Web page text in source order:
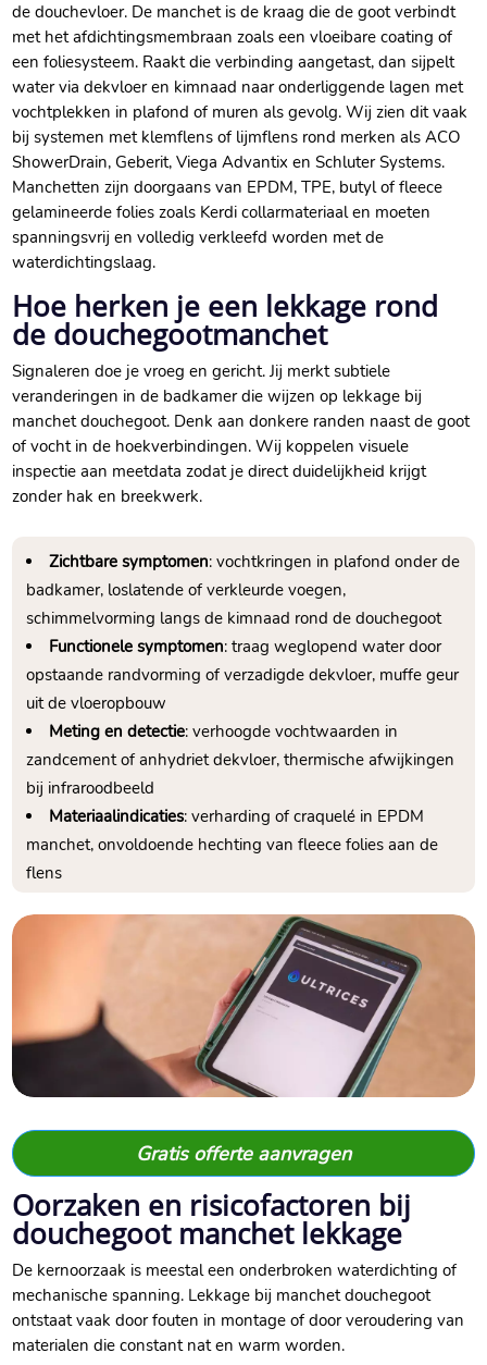
de douchevloer.​ De manchet is de kraag die de goot verbindt
met het afdichtingsmembraan zoals een vloeibare coating of
een foliesysteem.​ Raakt die verbinding aangetast, dan sijpelt
water via dekvloer en kimnaad naar onderliggende lagen met
vochtplekken in plafond of muren als gevolg.​ Wij zien dit vaak
bij systemen met klemflens of lijmflens rond merken als ACO
ShowerDrain, Geberit, Viega Advantix en Schluter Systems.​
Manchetten zijn doorgaans van EPDM, TPE, butyl of fleece
gelamineerde folies zoals Kerdi collarmateriaal en moeten
spanningsvrij en volledig verkleefd worden met de
waterdichtingslaag.​
Hoe herken je een lekkage rond
de douchegootmanchet
Signaleren doe je vroeg en gericht.​ Jij merkt subtiele
veranderingen in de badkamer die wijzen op lekkage bij
manchet douchegoot.​ Denk aan donkere randen naast de goot
of vocht in de hoekverbindingen.​ Wij koppelen visuele
inspectie aan meetdata zodat je direct duidelijkheid krijgt
zonder hak en breekwerk.​
Zichtbare symptomen: vochtkringen in plafond onder de
badkamer, loslatende of verkleurde voegen,
schimmelvorming langs de kimnaad rond de douchegoot
Functionele symptomen: traag weglopend water door
opstaande randvorming of verzadigde dekvloer, muffe geur
uit de vloeropbouw
Meting en detectie: verhoogde vochtwaarden in
zandcement of anhydriet dekvloer, thermische afwijkingen
bij infraroodbeeld
Materiaalindicaties: verharding of craquelé in EPDM
manchet, onvoldoende hechting van fleece folies aan de
flens
Gratis offerte aanvragen
Oorzaken en risicofactoren bij
douchegoot manchet lekkage
De kernoorzaak is meestal een onderbroken waterdichting of
mechanische spanning.​ Lekkage bij manchet douchegoot
ontstaat vaak door fouten in montage of door veroudering van
materialen die constant nat en warm worden.​